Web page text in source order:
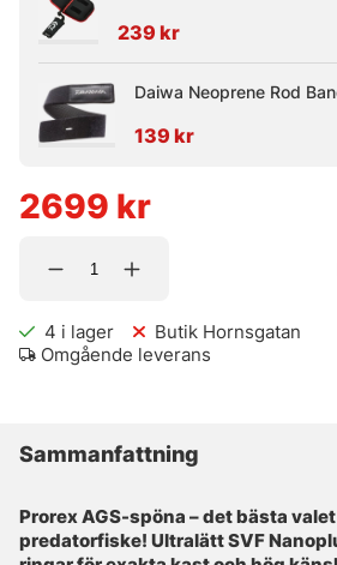
239 kr
Daiwa Neoprene Rod
139 kr
2699 kr
4 i lager
Butik Hornsgatan
Omgående leverans
Sammanfattning
Prorex AGS-spöna – det bästa
predatorfiske! Ultralätt SVF